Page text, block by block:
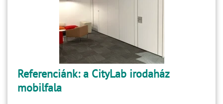
Referenciánk: a CityLab irodaház
mobilfala